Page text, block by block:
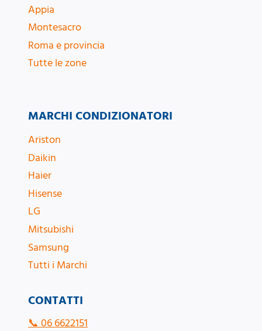
Appia
Montesacro
Roma e provincia
Tutte le zone
CONTATTI
📞06 6622151
MARCHI CONDIZIONATORI
Ariston
Daikin
Haier
Hisense
LG
Mitsubishi
Samsung
Tutti i Marchi